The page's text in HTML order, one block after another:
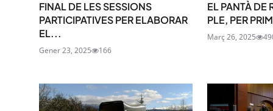
FINAL DE LES SESSIONS
PARTICIPATIVES PER ELABORAR
EL...
Gener 23, 2025 166
EL PANTÀ DE
PLE, PER
Març 26, 2025